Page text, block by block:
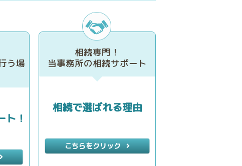
う場
ト！
相続専門！
当事務所の相続サポート
相続で選ばれる理由
こちらをクリック